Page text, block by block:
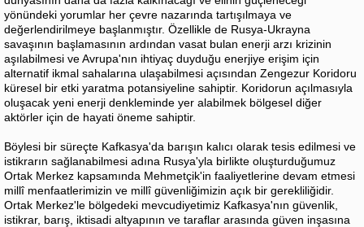
yönündeki yorumlar her çevre nazarında tartışılmaya ve
değerlendirilmeye başlanmıştır. Özellikle de Rusya-Ukrayna
savaşının başlamasının ardından vasat bulan enerji arzı krizinin
aşılabilmesi ve Avrupa'nın ihtiyaç duyduğu enerjiye erişim için
alternatif ikmal sahalarına ulaşabilmesi açısından Zengezur Koridoru
küresel bir etki yaratma potansiyeline sahiptir. Koridorun açılmasıyla
oluşacak yeni enerji denkleminde yer alabilmek bölgesel diğer
aktörler için de hayati öneme sahiptir.
Böylesi bir süreçte Kafkasya'da barışın kalıcı olarak tesis edilmesi ve
istikrarın sağlanabilmesi adına Rusya'yla birlikte oluşturduğumuz
Ortak Merkez kapsamında Mehmetçik'in faaliyetlerine devam etmesi
millî menfaatlerimizin ve millî güvenliğimizin açık bir gerekliliğidir.
Ortak Merkez'le bölgedeki mevcudiyetimiz Kafkasya'nın güvenlik,
istikrar, barış, iktisadi altyapının ve taraflar arasında güven inşasına